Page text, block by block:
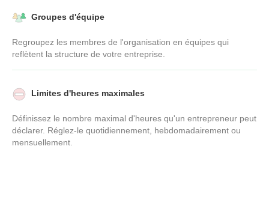
Groupes d'équipe
Regroupez les membres de l'organisation en équipes qui
reflètent la structure de votre entreprise.
Limites d'heures maximales
Définissez le nombre maximal d'heures qu'un entrepreneur peut
déclarer. Réglez-le quotidiennement, hebdomadairement ou
mensuellement.